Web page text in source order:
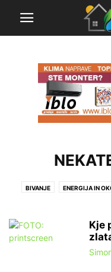
BIVANJE ENERGIJA IN
Kje